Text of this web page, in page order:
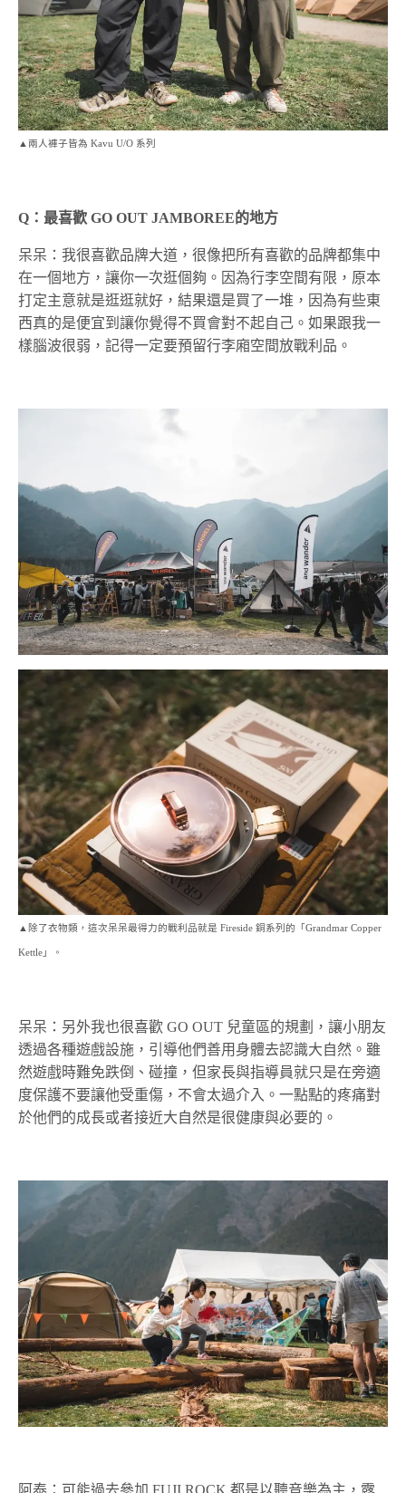
▲兩人褲子皆為 Kavu U/O 系列
Q ：最喜歡 GO OUT JAMBOREE的地方
呆呆：我很喜歡品牌大道，很像把所有喜歡的品牌都集中
在一個地方，讓你一次逛個夠。因為行李空間有限，原本
打定主意就是逛逛就好，結果還是買了一堆，因為有些東
西真的是便宜到讓你覺得不買會對不起自己。如果跟我一
樣腦波很弱，記得一定要預留行李廂空間放戰利品。
▲除了衣物類，這次呆呆最得力的戰利品就是 Fireside 銅系列的「Grandmar Copper
Kettle」。
呆呆：另外我也很喜歡 GO OUT 兒童區的規劃，讓小朋友
透過各種遊戲設施，引導他們善用身體去認識大自然。雖
然遊戲時難免跌倒、碰撞，但家長與指導員就只是在旁適
度保護不要讓他受重傷，不會太過介入。一點點的疼痛對
於他們的成長或者接近大自然是很健康與必要的。
阿泰：可能過去參加 FUJI ROCK 都是以聽音樂為主，露